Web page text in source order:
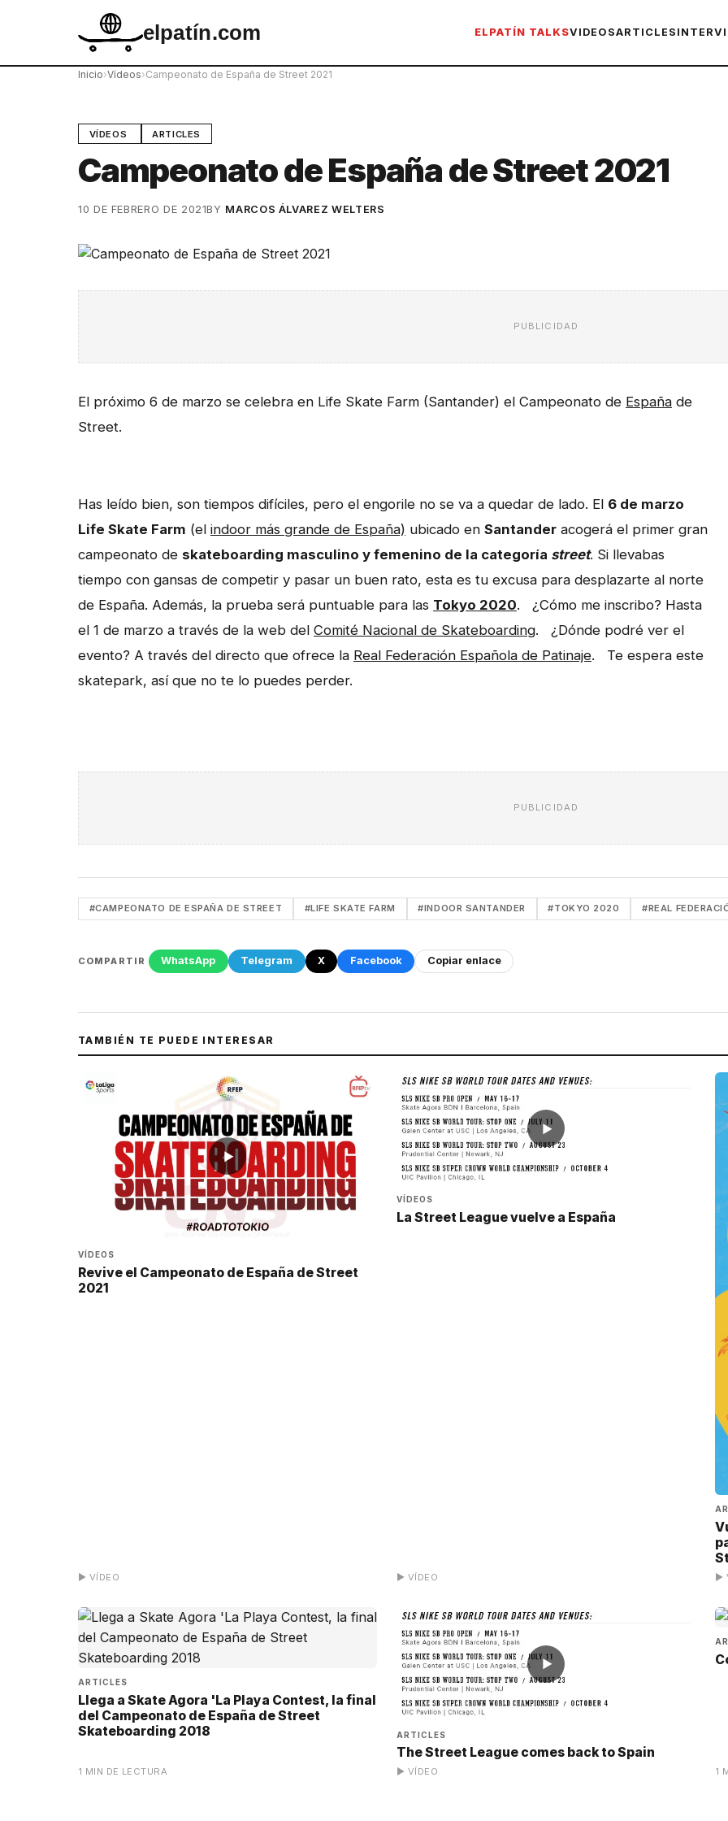
elpatín.com ELPATÍN TALKSVIDEOSARTICLES
Inicio›Vídeos›Campeonato de España de Street 2021
VÍDEOS ARTICLES
Campeonato de España de Street 2021
10 DE FEBRERO DE 2021BY MARCOS ÁLVAREZ WELTERS
PUBLICIDAD
El próximo 6 de marzo se celebra en Life Skate Farm (Santander) el Campeonato de España de
Street.
Has leído bien, son tiempos difíciles, pero el engorile no se va a quedar de lado. El 6 de marzo
Life Skate Farm (el indoor más grande de España) ubicado en Santander acogerá el primer gran
campeonato de skateboarding masculino y femenino de la categoría street. Si llevabas
tiempo con gansas de competir y pasar un buen rato, esta es tu excusa para desplazarte al norte
de España. Además, la prueba será puntuable para las Tokyo 2020. ¿Cómo me inscribo? Hasta
el 1 de marzo a través de la web del Comité Nacional de Skateboarding. ¿Dónde podré ver el
evento? A través del directo que ofrece la Real Federación Española de Patinaje. Te espera este
skatepark, así que no te lo puedes perder.
PUBLICIDAD
#CAMPEONATO DE ESPAÑA DE STREET #LIFE SKATE FARM #INDOOR SANTANDER #TOKYO 2020 #REAL
COMPARTIR WhatsApp Telegram X Facebook Copiar enlace
TAMBIÉN TE PUEDE INTERESAR
▶
VÍDEOS
Revive el Campeonato de España de Street
2021
▶ VÍDEO
▶
VÍDEOS
La Street League vuelve a España
▶ VÍDEO ▶
ARTICLES
Llega a Skate Agora 'La Playa Contest, la final
del Campeonato de España de Street
Skateboarding 2018
1 MIN DE LECTURA
▶
ARTICLES
The Street League comes back to Spain
▶ VÍDEO 1